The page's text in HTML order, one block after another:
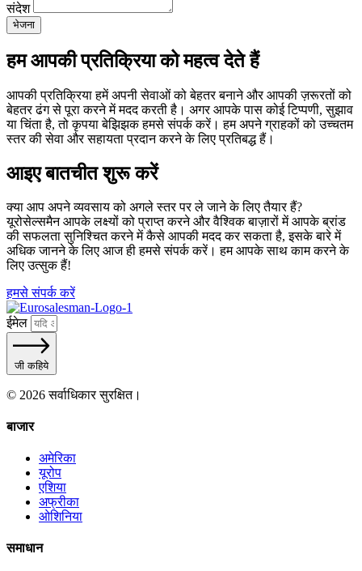
संदेश
भेजना
हम आपकी प्रतिक्रिया को महत्व देते हैं
आपकी प्रतिक्रिया हमें अपनी सेवाओं को बेहतर बनाने और आपकी ज़रूरतों को
बेहतर ढंग से पूरा करने में मदद करती है। अगर आपके पास कोई टिप्पणी, सुझाव
या चिंता है, तो कृपया बेझिझक हमसे संपर्क करें। हम अपने ग्राहकों को उच्चतम
स्तर की सेवा और सहायता प्रदान करने के लिए प्रतिबद्ध हैं।
आइए बातचीत शुरू करें
क्या आप अपने व्यवसाय को अगले स्तर पर ले जाने के लिए तैयार हैं?
यूरोसेल्समैन आपके लक्ष्यों को प्राप्त करने और वैश्विक बाज़ारों में आपके ब्रांड
की सफलता सुनिश्चित करने में कैसे आपकी मदद कर सकता है, इसके बारे में
अधिक जानने के लिए आज ही हमसे संपर्क करें। हम आपके साथ काम करने के
लिए उत्सुक हैं!
हमसे संपर्क करें
ईमेल
जी कहिये
© 2026 सर्वाधिकार सुरक्षित।
बाजार
अमेरिका
यूरोप
एशिया
अफ्रीका
ओशिनिया
समाधान